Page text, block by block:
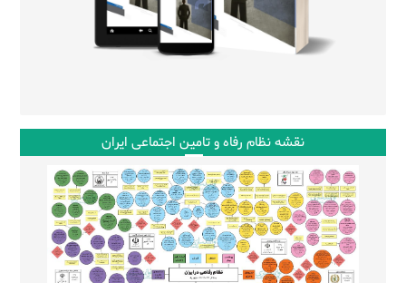
نقشه نظام رفاه و تامین اجتماعی ایران